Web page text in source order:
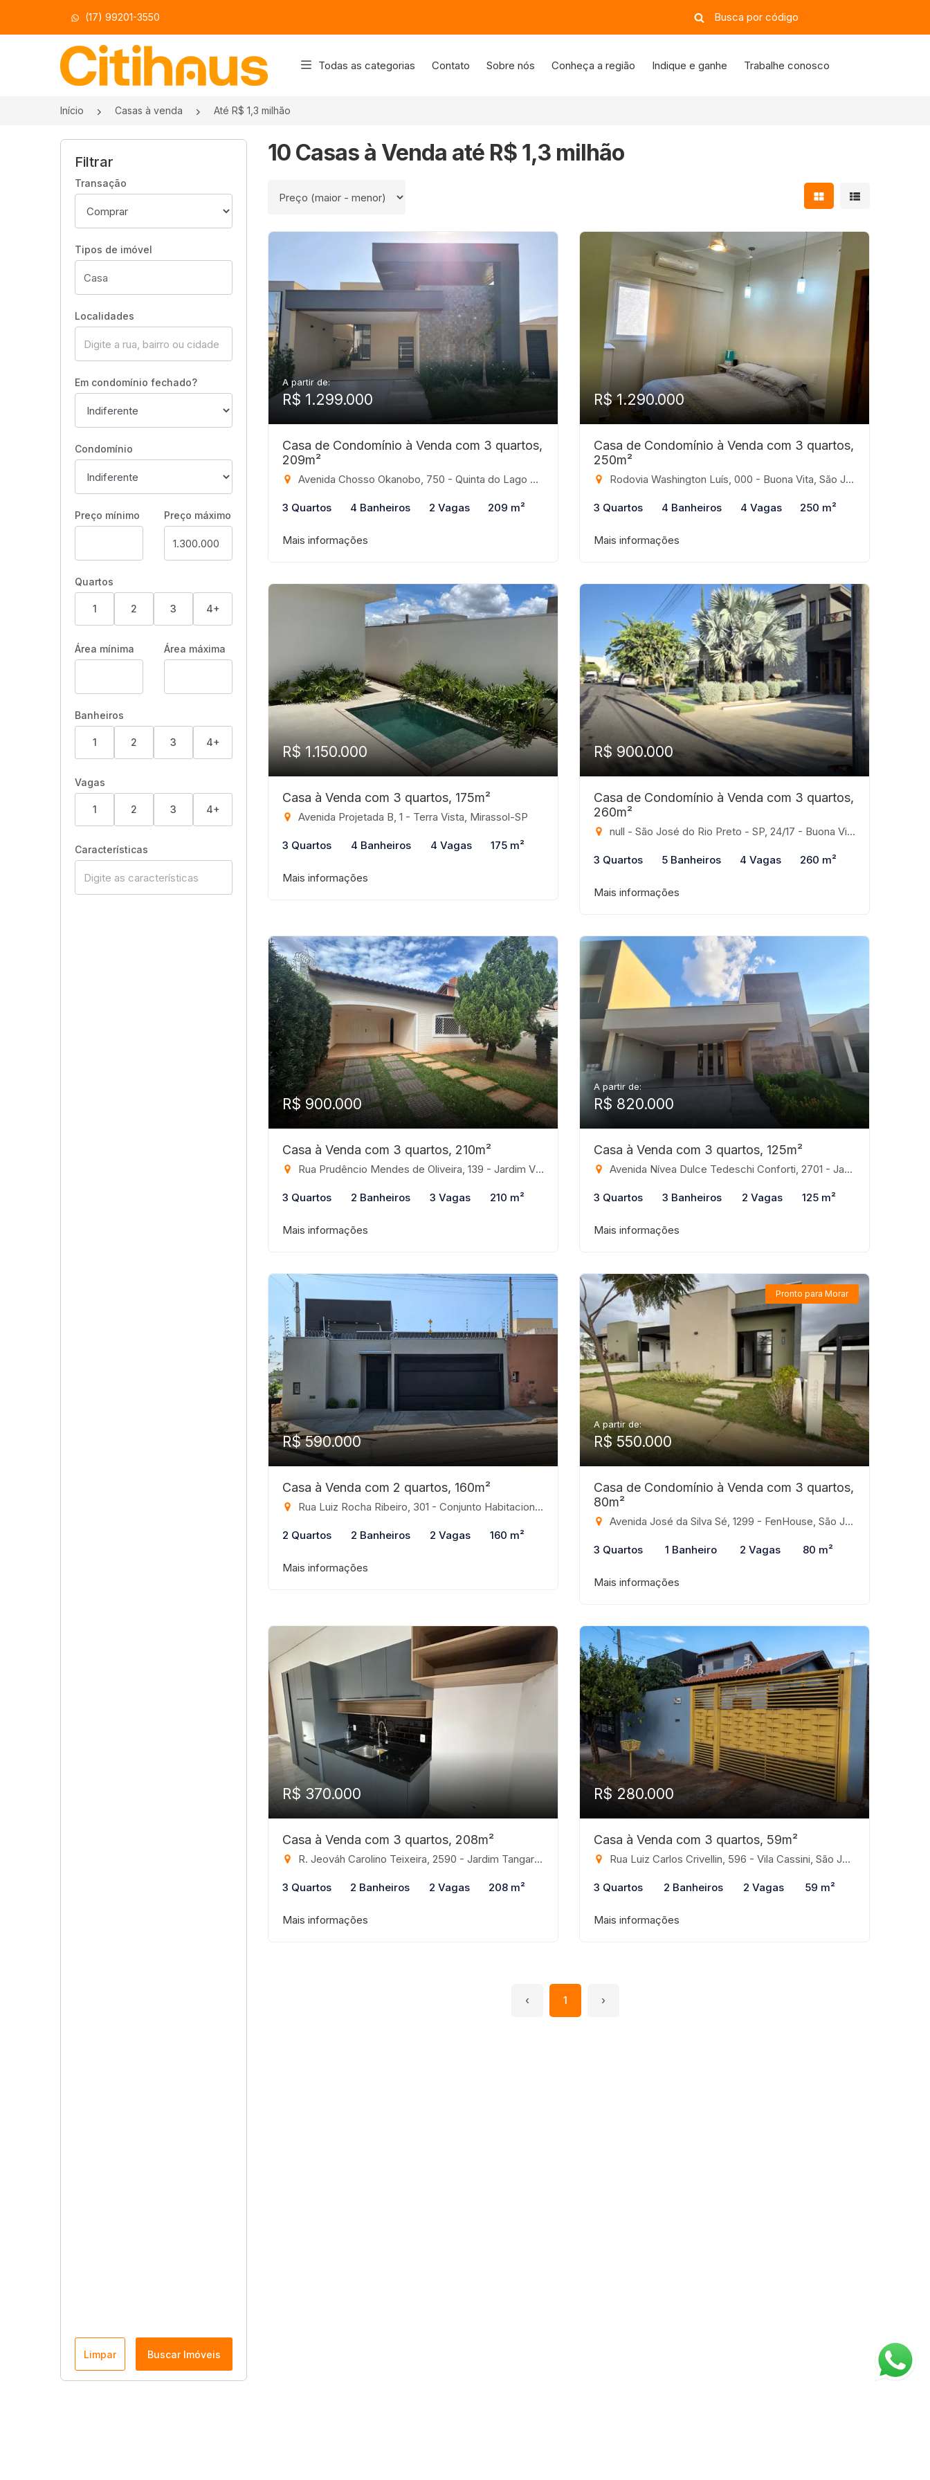
(17) 99201-3550
Página inicial
Todas as categorias Contato Sobre nós Conheça a região Indique e ganhe Trabalhe conosco
Início Casas à venda Até R$ 1,3 milhão
Filtrar
Transação
Tipos de imóvel
Localidades
Em condomínio fechado?
Condomínio
Preço mínimo Preço máximo
Quartos
1 2 3 4+
Área mínima Área máxima
Banheiros
1 2 3 4+
Vagas
1 2 3 4+
Características
Limpar Buscar Imóveis
10 Casas à Venda até R$ 1,3 milhão
Ordenar por Mostrar resultados
Mostrar
A partir de:
R$ 1.299.000
Casa de Condomínio à Venda com 3 quartos,
209m²
Avenida Chosso Okanobo, 750 - Quinta do Lago Residence, São José do Rio Preto-SP
3 Quartos 4 Banheiros 2 Vagas 209 m²
Mais informações
R$ 1.290.000
Casa de Condomínio à Venda com 3 quartos,
250m²
Rodovia Washington Luís, 000 - Buona Vita, São José do Rio Preto-SP
3 Quartos 4 Banheiros 4 Vagas 250 m²
Mais informações
R$ 1.150.000
Casa à Venda com 3 quartos, 175m²
Avenida Projetada B, 1 - Terra Vista, Mirassol-SP
3 Quartos 4 Banheiros 4 Vagas 175 m²
Mais informações
R$ 900.000
Casa de Condomínio à Venda com 3 quartos,
260m²
null - São José do Rio Preto - SP, 24/17 - Buona Vita, São José do Rio Preto-SP
3 Quartos 5 Banheiros 4 Vagas 260 m²
Mais informações
R$ 900.000
Casa à Venda com 3 quartos, 210m²
Rua Prudêncio Mendes de Oliveira, 139 - Jardim Vivendas, São José do Rio Preto-SP
3 Quartos 2 Banheiros 3 Vagas 210 m²
Mais informações
A partir de:
R$ 820.000
Casa à Venda com 3 quartos, 125m²
Avenida Nívea Dulce Tedeschi Conforti, 2701 - Jardim Marajó, São José do Rio Preto-SP
3 Quartos 3 Banheiros 2 Vagas 125 m²
Mais informações
R$ 590.000
Casa à Venda com 2 quartos, 160m²
Rua Luiz Rocha Ribeiro, 301 - Conjunto Habitacional São José do Rio Preto, São José do Rio Preto-SP
2 Quartos 2 Banheiros 2 Vagas 160 m²
Mais informações
Pronto para Morar
A partir de:
R$ 550.000
Casa de Condomínio à Venda com 3 quartos,
80m²
Avenida José da Silva Sé, 1299 - FenHouse, São José do Rio Preto-SP
3 Quartos 1 Banheiro 2 Vagas 80 m²
Mais informações
R$ 370.000
Casa à Venda com 3 quartos, 208m²
R. Jeováh Carolino Teixeira, 2590 - Jardim Tangará, Bady Bassitt-SP
3 Quartos 2 Banheiros 2 Vagas 208 m²
Mais informações
R$ 280.000
Casa à Venda com 3 quartos, 59m²
Rua Luiz Carlos Crivellin, 596 - Vila Cassini, São José do Rio Preto-SP
3 Quartos 2 Banheiros 2 Vagas 59 m²
Mais informações
‹ 1 ›